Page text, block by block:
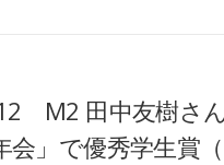
M2 田中友樹さ
会」で優秀学生賞